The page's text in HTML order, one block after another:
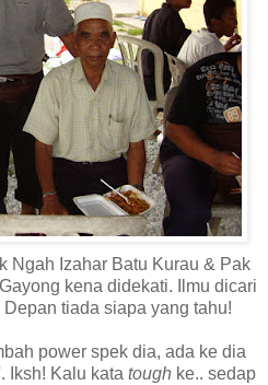
Ngah Izahar Batu Kurau & Pak
kena didekati. Ilmu dicari
tiada siapa yang tahu!
power spek dia, ada ke dia
Iksh! Kalu kata tough ke.. sedap